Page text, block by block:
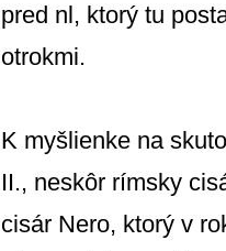
pred nl, ktorý tu
otrokmi.
K myšlienke na
II., neskôr rímsky
cisár Nero, ktorý v